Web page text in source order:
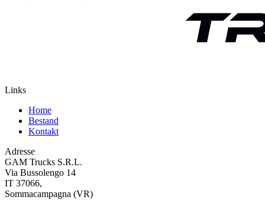
Links
Home
Bestand
Kontakt
Adresse
GAM Trucks S.R.L.
Via Bussolengo 14
IT 37066,
Sommacampagna (VR)